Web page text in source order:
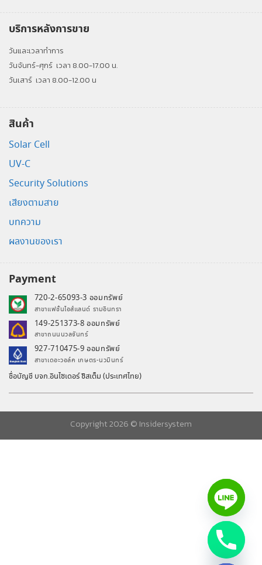
บริการหลังการขาย
วันและเวลาทำการ
วันจันทร์-ศุกร์ เวลา 8.00-17.00 น.
วันเสาร์ เวลา 8.00-12.00 น
สินค้า
Solar Cell
UV-C
Security Solutions
เสียงตามสาย
บทความ
ผลงานของเรา
Payment
720-2-65093-3 ออมทรัพย์
สาขาแฟชั่นไอส์แลนด์ รามอินทรา
149-251373-8 ออมทรัพย์
สาขาถนนนวลจันทร์
927-710475-9 ออมทรัพย์
สาขาเดอะวอล์ค เกษตร-นวมินทร์
ชื่อบัญชี บจก.อินไซเดอร์ ซิสเต็ม (ประเทศไทย)
Copyright 2026 © Insidersystem
Hide
chaty